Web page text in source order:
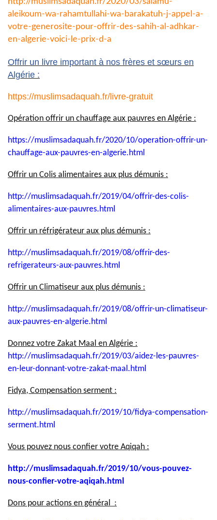
aleikoum-wa-rahamtullahi-wa-barakatuh-j-appel-a-
votre-generosite-pour-offrir-des-sahih-al-adhkar-
en-algerie-voici-le-prix-d-a
Offrir un livre important à nos frères et sœurs en
Algérie :
https://muslimsadaquah.fr/ livre-gratuit
Opération offrir un chauffage aux pauvres en Algérie :
https://muslimsadaquah.fr/2020/10/operation-offrir-un-
chauffage-aux-pauvres-en-algerie.html
Offrir un Colis alimentaires aux plus démunis :
http://muslimsadaquah.fr/2019/04/offrir-des-colis-
alimentaires-aux-pauvres.html
Offrir un réfrigérateur aux plus démunis :
http://muslimsadaquah.fr/2019/08/offrir-des-
refrigerateurs-aux-pauvres.html
Offrir un Climatiseur aux plus démunis :
http://muslimsadaquah.fr/2019/08/offrir-un-climatiseur-
aux-pauvres-en-algerie.html
Donnez votre Zakat Maal en Algérie :
http://muslimsadaquah.fr/2019/03/aidez-les-pauvres-
en-leur-donnant-votre-zakat-maal.html
Fidya, Compensation serment :
http://muslimsadaquah.fr/2019/10/fidya-compensation-
serment.html
Vous pouvez nous confier votre Aqiqah :
http://muslimsadaquah.fr/2019/10/vous-pouvez-
nous-confier-votre-aqiqah.html
Dons pour actions en général :